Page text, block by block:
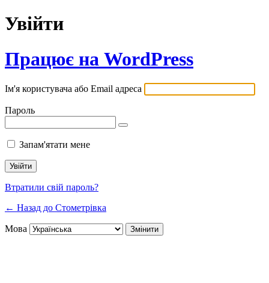
Увійти
Працює на WordPress
Ім'я користувача або Email адреса
Пароль
Запам'ятати мене
Втратили свій пароль?
← Назад до Стометрівка
Мова